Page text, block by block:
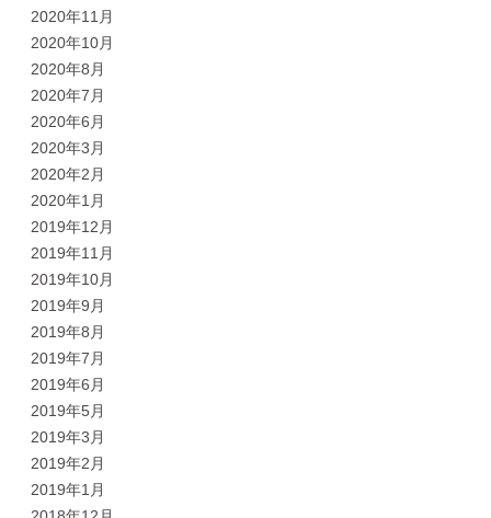
2020年11月
2020年10月
2020年8月
2020年7月
2020年6月
2020年3月
2020年2月
2020年1月
2019年12月
2019年11月
2019年10月
2019年9月
2019年8月
2019年7月
2019年6月
2019年5月
2019年3月
2019年2月
2019年1月